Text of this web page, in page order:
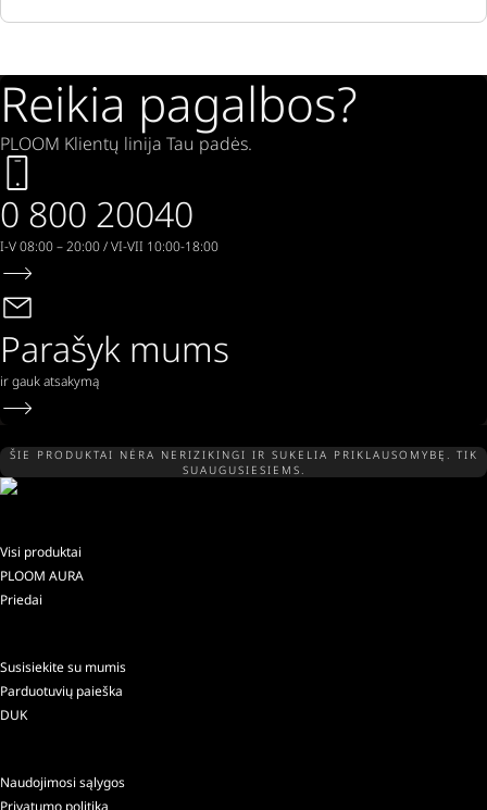
Reikia pagalbos?
PLOOM Klientų linija Tau padės.
0 800 20040
I-V 08:00 – 20:00 / VI-VII 10:00-18:00
Parašyk mums
ir gauk atsakymą
ŠIE PRODUKTAI NĖRA NERIZIKINGI IR SUKELIA PRIKLAUSOMYBĘ. TIK
SUAUGUSIESIEMS.
Visi produktai
PLOOM AURA
Priedai
Susisiekite su mumis
Parduotuvių paieška
DUK
Naudojimosi sąlygos
Privatumo politika